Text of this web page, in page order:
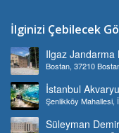
İlginizi Çebilecek
Ilgaz Jandarma
Bostan, 37210
İstanbul
Şenlikköy Mahallesi,
Süleyman